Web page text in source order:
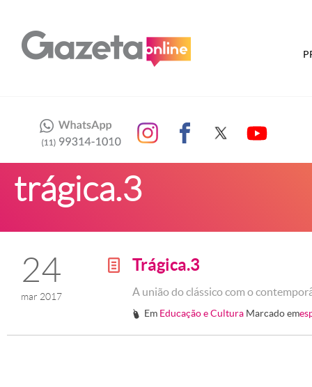
trágica.3
24
mar 2017
g Trágica.3
A união do clássico com o
# Em Educação e Cultura Marcado em